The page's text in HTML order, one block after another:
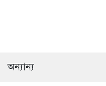
অন্যান্য